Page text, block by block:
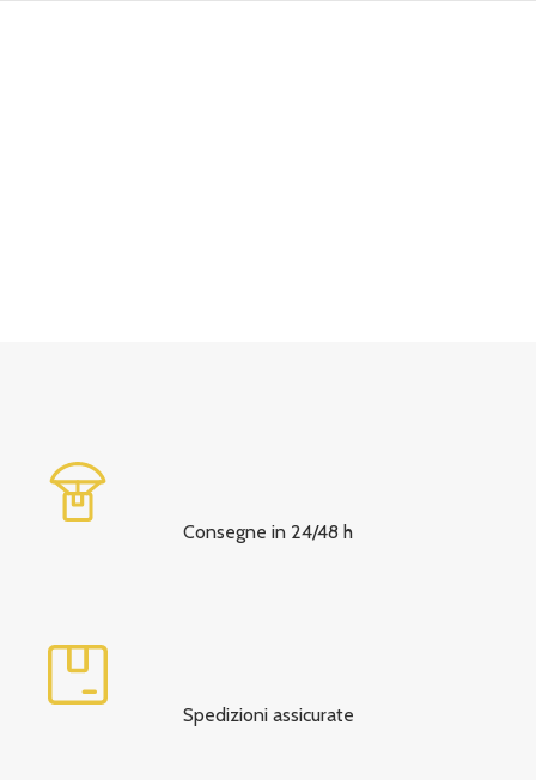
Consegne in 24/48 h
Spedizioni assicurate